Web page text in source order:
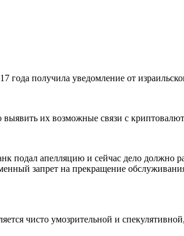
получила уведомление от
выявить их возможные связи с
подал апелляцию и сейчас дело должно
запрет на прекращение
чисто умозрительной и